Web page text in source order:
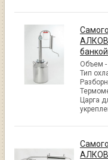
Объем -
Тип
Царга